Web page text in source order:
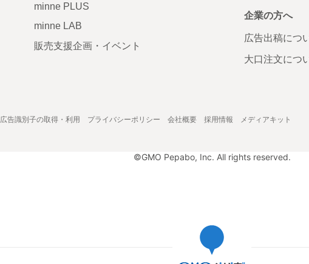
minne PLUS
minne LAB
販売支援企画・イベント
企業の方へ
広告出稿につ
大口注文につ
広告識別子の取得・利用 プライバシーポリシー 会社概要 採用情報 メディアキット
©GMO Pepabo, Inc. All rights reserved.